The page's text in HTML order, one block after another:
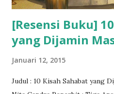
[Resensi Buku]
yang Dijamin
Januari 12, 2015
Judul : 10 Kisah Sahabat yang